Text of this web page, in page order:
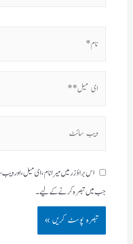
اس براؤزر میں میرا نام، ای میل، اور ویب
جب میں تبصرہ کرنے کےلیے۔